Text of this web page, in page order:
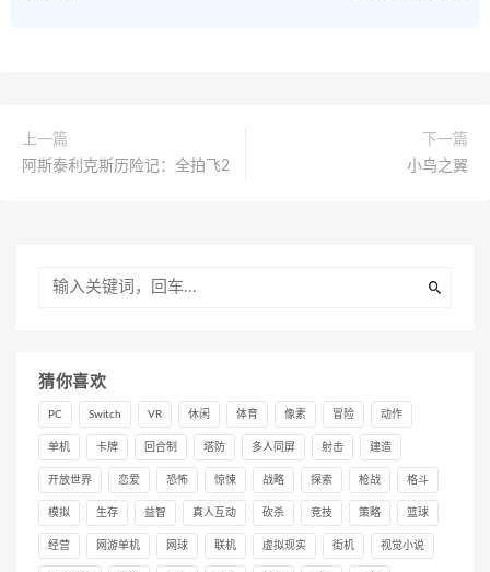
上一篇
阿斯泰利克斯历险记：全拍飞2
下一篇
小鸟之翼
猜你喜欢
PC Switch VR 休闲 体育 像素 冒险 动作
单机 卡牌 回合制 塔防 多人同屏 射击 建造
开放世界 恋爱 恐怖 惊悚 战略 探索 枪战 格斗
模拟 生存 益智 真人互动 砍杀 竞技 策略 篮球
经营 网游单机 网球 联机 虚拟现实 街机 视觉小说